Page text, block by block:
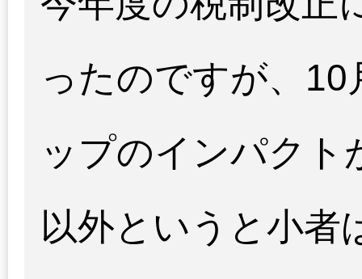
ったのですが、
ップのインパクト
以外というと小者